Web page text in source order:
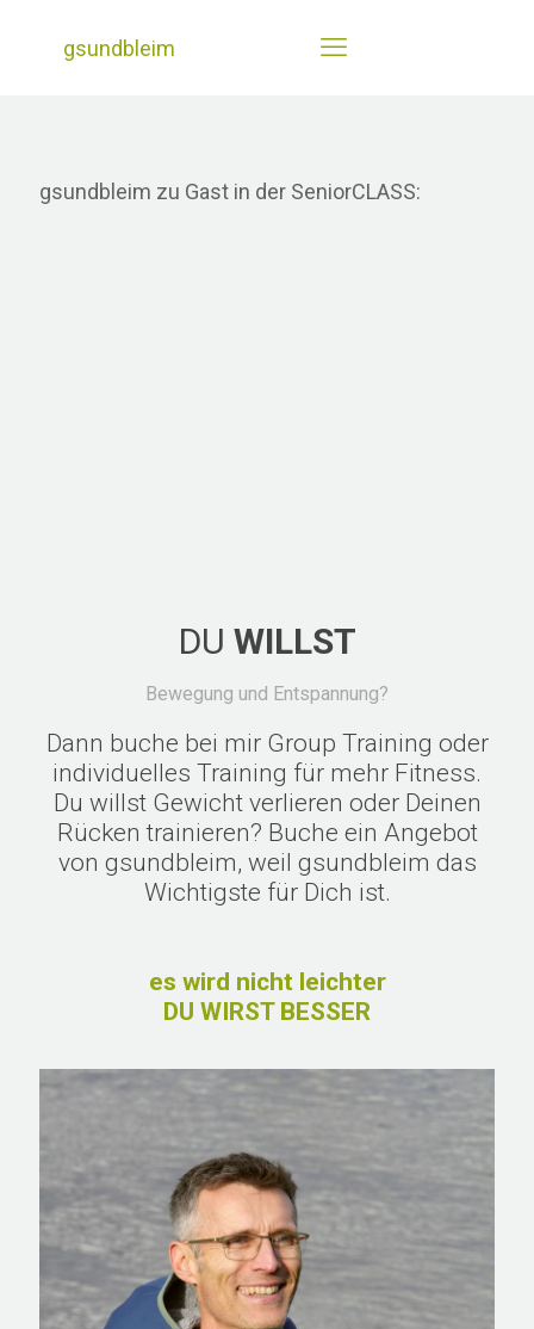
gsundbleim
gsundbleim zu Gast in der SeniorCLASS:
DU WILLST
Bewegung und Entspannung?
Dann buche bei mir Group Training oder
individuelles Training für mehr Fitness.
Du willst Gewicht verlieren oder Deinen
Rücken trainieren? Buche ein Angebot
von gsundbleim, weil gsundbleim das
Wichtigste für Dich ist.
es wird nicht leichter
DU WIRST BESSER